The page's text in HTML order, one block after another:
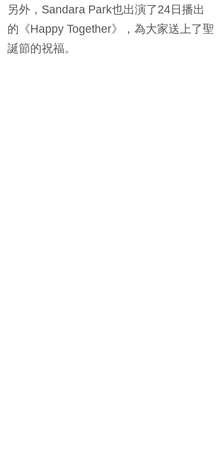
另外，Sandara Park也出演了24日播出
的《Happy Together》，為大家送上了聖
誕節的祝福。